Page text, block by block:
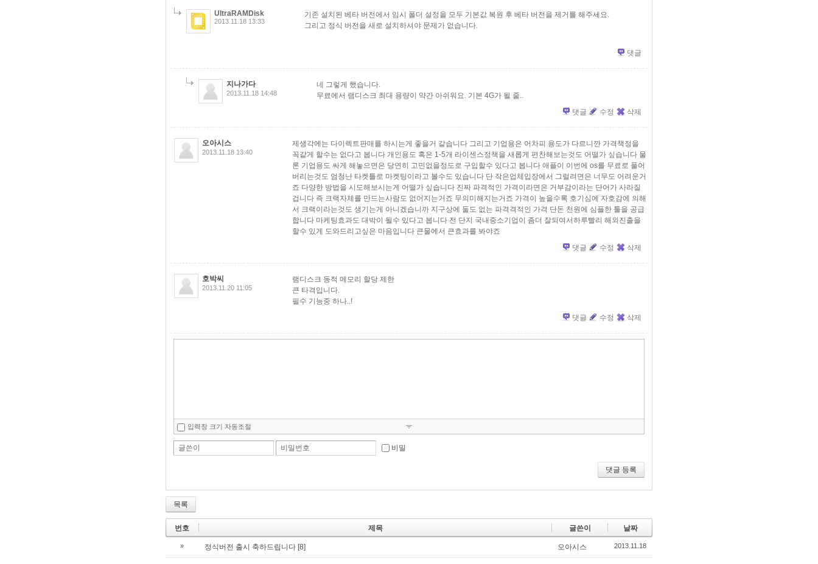
UltraRAMDisk
2013.11.18 13:33
기존 설치된 베타 버전에서 임시 폴더 설정을 모두 기본값 복원 후 베타 버전을 제거를 해주세요.
그리고 정식 버전을 새로 설치하셔야 문제가 없습니다.
댓글
지나가다
2013.11.18 14:48
네 그렇게 했습니다.
무료에서 램디스크 최대 용량이 약간 아쉬워요. 기본 4G가 될 줄..
댓글
수정 삭제
오아시스
2013.11.18 13:40
제생각에는 다이렉트판매를 하시는게 좋을거 같습니다 그리고 기업용은 어차피 용도가 다르니깐 가격책정을
꼭같게 할수는 없다고 봅니다 개인용도 혹은 1-5개 라이센스정책을 새롭게 편찬해보는것도 어떨가 싶습니다 물
론 기업용도 싸게 해놓으면은 당연히 고민없을정도로 구입할수 있다고 봅니다 애플이 이번에 os를 무료로 풀어
버리는것도 엄청난 타켓틀로 마켓팅이라고 볼수도 있습니다 단 작은업체입장에서 그럴려면은 너무도 어려운거
죠 다양한 방법을 시도해보시는게 어떨가 싶습니다 진짜 파격적인 가격이라면은 거부감이라는 단어가 사라질
겁니다 즉 크랙자체를 만드는사람도 없어지는거죠 무의미해지는거죠 가격이 높을수록 호기심에 자호감에 의해
서 크랙이라는것도 생기는게 아니겠습니까 지구상에 둘도 없는 파격격적인 가격 단돈 천원에 심플한 툴을 공급
합니다 마케팅효과도 대박이 될수 있다고 봅니다 전 단지 국내중소기업이 좀더 잘되여서하루빨리 해외진출을
할수 있게 도와드리고싶은 마음입니다 큰물에서 큰효과를 봐야죠
댓글
수정 삭제
호박씨
2013.11.20 11:05
램디스크 동적 메모리 할당 제한
큰 타격입니다.
필수 기능중 하나..!
댓글
수정 삭제
뛰
입력창 크기 자동조절
글쓴이 비밀번호 비밀
댓글 등록
목록
번호 제목 글쓴이 날짜
» 정식버전 출시 축하드립니다 [8] 오아시스 2013.11.18